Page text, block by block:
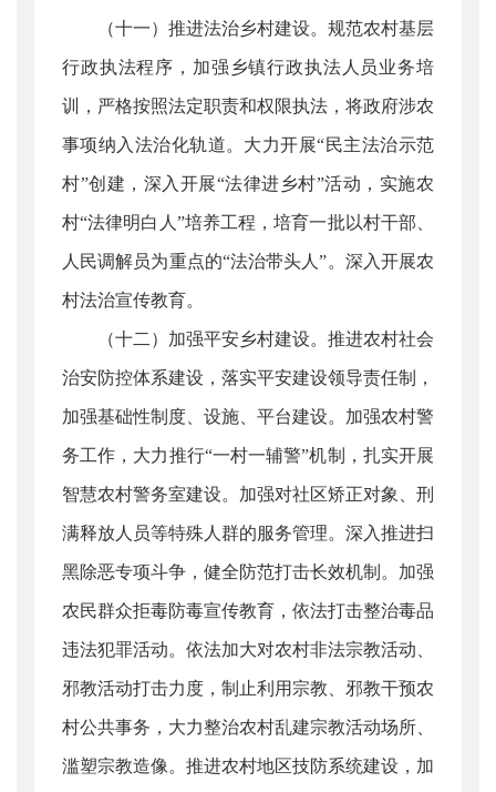
（十一）推进法治乡村建设。规范农村基层
行政执法程序，加强乡镇行政执法人员业务培
训，严格按照法定职责和权限执法，将政府涉农
事项纳入法治化轨道。大力开展“民主法治示范
村”创建，深入开展“法律进乡村”活动，实施农
村“法律明白人”培养工程，培育一批以村干部、
人民调解员为重点的“法治带头人”。深入开展农
村法治宣传教育。
（十二）加强平安乡村建设。推进农村社会
治安防控体系建设，落实平安建设领导责任制，
加强基础性制度、设施、平台建设。加强农村警
务工作，大力推行“一村一辅警”机制，扎实开展
智慧农村警务室建设。加强对社区矫正对象、刑
满释放人员等特殊人群的服务管理。深入推进扫
黑除恶专项斗争，健全防范打击长效机制。加强
农民群众拒毒防毒宣传教育，依法打击整治毒品
违法犯罪活动。依法加大对农村非法宗教活动、
邪教活动打击力度，制止利用宗教、邪教干预农
村公共事务，大力整治农村乱建宗教活动场所、
滥塑宗教造像。推进农村地区技防系统建设，加